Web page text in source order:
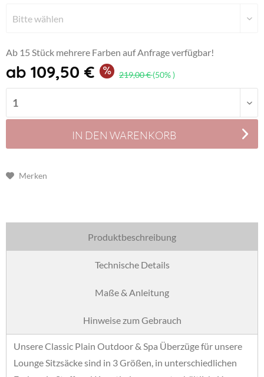
Ab 15 Stück mehrere Farben auf Anfrage verfügbar!
ab 109,50 € 219,00 €(50% )
IN DEN WARENKORB
Merken
Produktbeschreibung
Technische Details
Maße & Anleitung
Hinweise zum Gebrauch
Unsere Classic Plain Outdoor & Spa Überzüge für unsere
Lounge Sitzsäcke sind in 3 Größen, in unterschiedlichen